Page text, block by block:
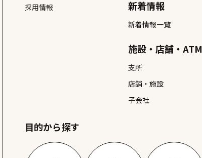
採用情報
新着情報
新着情報一覧
施設・店舗・ATM
支所
店舗・施設
子会社
目的から探す